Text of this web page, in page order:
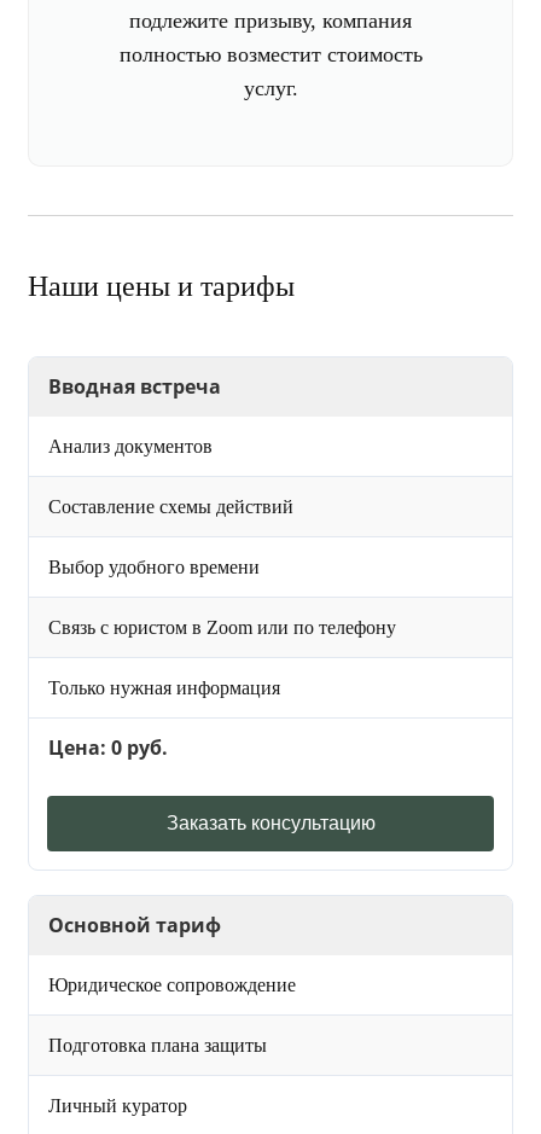
подлежите призыву, компания
полностью возместит стоимость
услуг.
Наши цены и тарифы
Вводная встреча
Анализ документов
Составление схемы действий
Выбор удобного времени
Связь с юристом в Zoom или по телефону
Только нужная информация
Цена: 0 руб.
Заказать консультацию
Основной тариф
Юридическое сопровождение
Подготовка плана защиты
Личный куратор